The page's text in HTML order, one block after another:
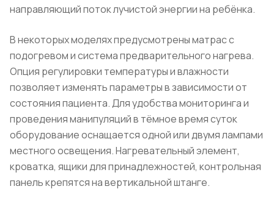
направляющий поток лучистой энергии на ребёнка.
В некоторых моделях предусмотрены матрас с
подогревом и система предварительного нагрева.
Опция регулировки температуры и влажности
позволяет изменять параметры в зависимости от
состояния пациента. Для удобства мониторинга и
проведения манипуляций в тёмное время суток
оборудование оснащается одной или двумя лампами
местного освещения. Нагревательный элемент,
кроватка, ящики для принадлежностей, контрольная
панель крепятся на вертикальной штанге.